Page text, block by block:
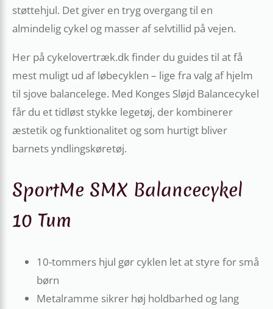
støttehjul. Det giver en tryg overgang til en
almindelig cykel og masser af selvtillid på vejen.
Her på cykelovertræk.dk finder du guides til at få
mest muligt ud af løbecyklen – lige fra valg af hjelm
til sjove balancelege. Med Konges Sløjd Balancecykel
får du et tidløst stykke legetøj, der kombinerer
æstetik og funktionalitet og som hurtigt bliver
barnets yndlingskøretøj.
SportMe SMX Balancecykel
10 Tum
10-tommers hjul gør cyklen let at styre for små
børn
Metalramme sikrer høj holdbarhed og lang